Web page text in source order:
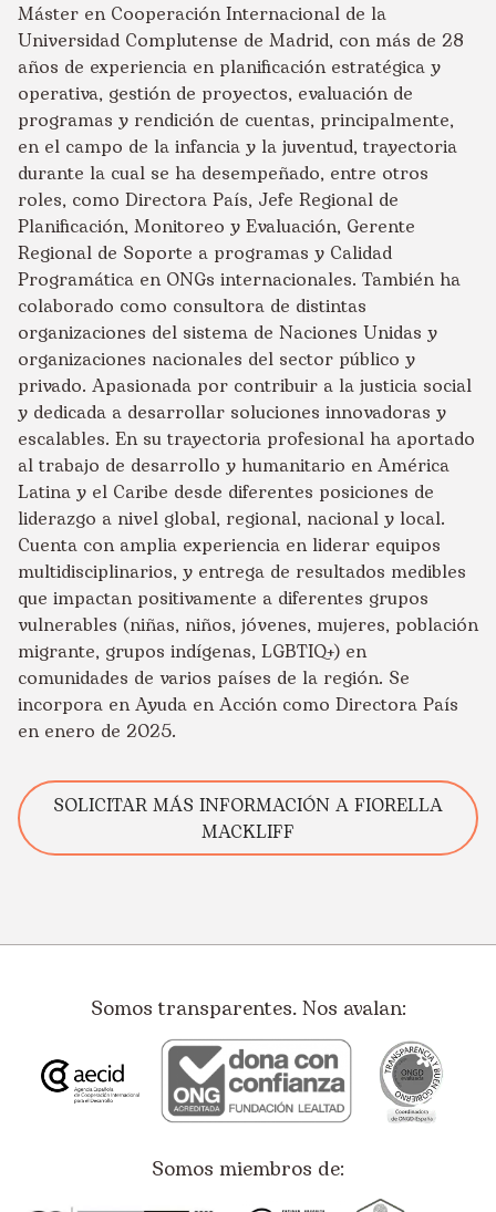
Máster en Cooperación Internacional de la
Universidad Complutense de Madrid, con más de 28
años de experiencia en planificación estratégica y
operativa, gestión de proyectos, evaluación de
programas y rendición de cuentas, principalmente,
en el campo de la infancia y la juventud, trayectoria
durante la cual se ha desempeñado, entre otros
roles, como Directora País, Jefe Regional de
Planificación, Monitoreo y Evaluación, Gerente
Regional de Soporte a programas y Calidad
Programática en ONGs internacionales. También ha
colaborado como consultora de distintas
organizaciones del sistema de Naciones Unidas y
organizaciones nacionales del sector público y
privado. Apasionada por contribuir a la justicia social
y dedicada a desarrollar soluciones innovadoras y
escalables. En su trayectoria profesional ha aportado
al trabajo de desarrollo y humanitario en América
Latina y el Caribe desde diferentes posiciones de
liderazgo a nivel global, regional, nacional y local.
Cuenta con amplia experiencia en liderar equipos
multidisciplinarios, y entrega de resultados medibles
que impactan positivamente a diferentes grupos
vulnerables (niñas, niños, jóvenes, mujeres, población
migrante, grupos indígenas, LGBTIQ+) en
comunidades de varios países de la región. Se
incorpora en Ayuda en Acción como Directora País
en enero de 2025.
SOLICITAR MÁS INFORMACIÓN A FIORELLA
MACKLIFF
Somos transparentes. Nos avalan:
Somos miembros de: